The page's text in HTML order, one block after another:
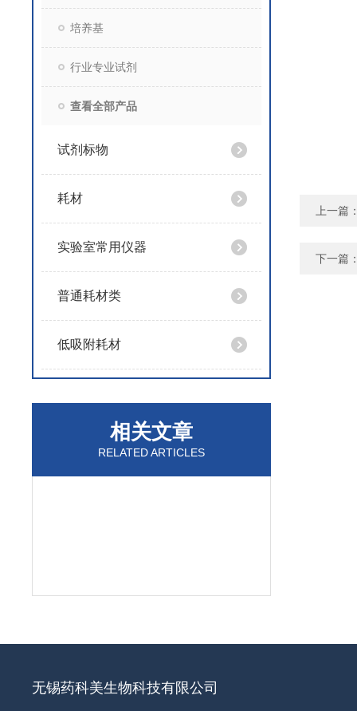
培养基
行业专业试剂
查看全部产品
试剂标物
耗材
实验室常用仪器
普通耗材类
低吸附耗材
相关文章
RELATED ARTICLES
上一篇
下一篇
无锡药科美生物科技有限公司